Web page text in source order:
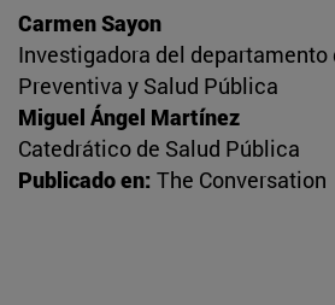
Carmen Sayon
Investigadora del
Preventiva y Salud Pública
Miguel Ángel Martínez
Catedrático de Salud Pública
Publicado en: The Conversation